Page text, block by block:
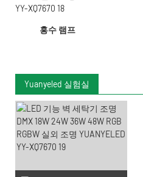
홍수 램프
Yuanyeled 실험실